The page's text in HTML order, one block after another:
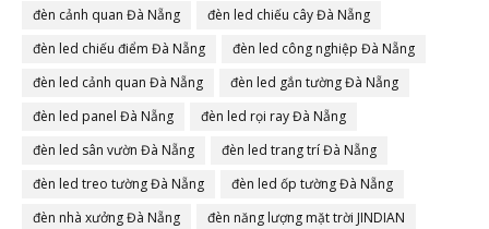
đèn cảnh quan Đà Nẵng
đèn led chiếu cây Đà Nẵng
đèn led chiếu điểm Đà Nẵng
đèn led công nghiệp Đà Nẵng
đèn led cảnh quan Đà Nẵng
đèn led gắn tường Đà Nẵng
đèn led panel Đà Nẵng
đèn led rọi ray Đà Nẵng
đèn led sân vườn Đà Nẵng
đèn led trang trí Đà Nẵng
đèn led treo tường Đà Nẵng
đèn led ốp tường Đà Nẵng
đèn nhà xưởng Đà Nẵng
đèn năng lượng mặt trời JINDIAN